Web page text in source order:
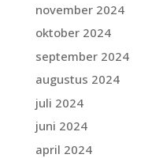
november 2024
oktober 2024
september 2024
augustus 2024
juli 2024
juni 2024
april 2024